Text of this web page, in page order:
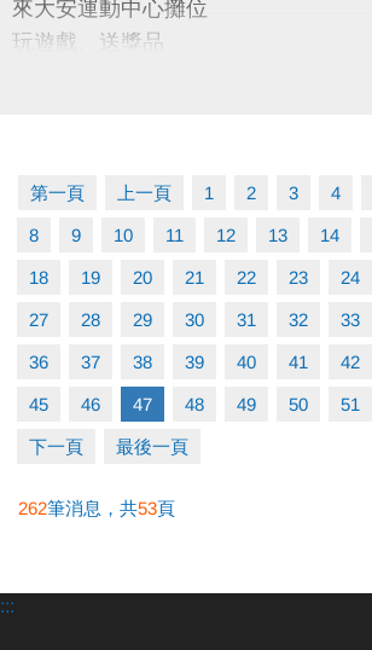
來大安運動中心攤位
玩遊戲、送獎品
第一頁 上一頁 1 2 3 4
8 9 10 11 12 13 14
18 19 20 21 22 23 24
27 28 29 30 31 32 33
36 37 38 39 40 41 42
45 46 47 48 49 50 51
下一頁 最後一頁
262筆消息，共53頁
:::